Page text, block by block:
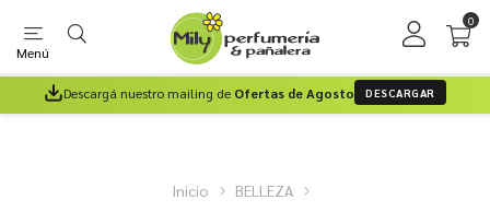
Menú
0
Descargá nuestro mailing de Ofertas de Agosto DESCARGAR
Inicio BELLEZA